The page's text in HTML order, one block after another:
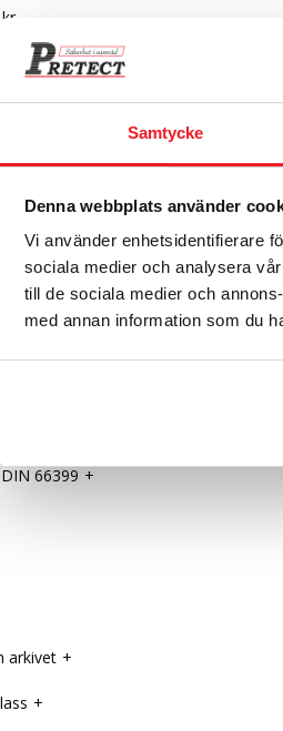
Samtycke
Denna webbplats använder
Vi använder enhetsidentifierare
sociala medier och analysera
till de sociala medier och
med annan information som du
kr
kr
kr
kr
kr
66399
arkivet